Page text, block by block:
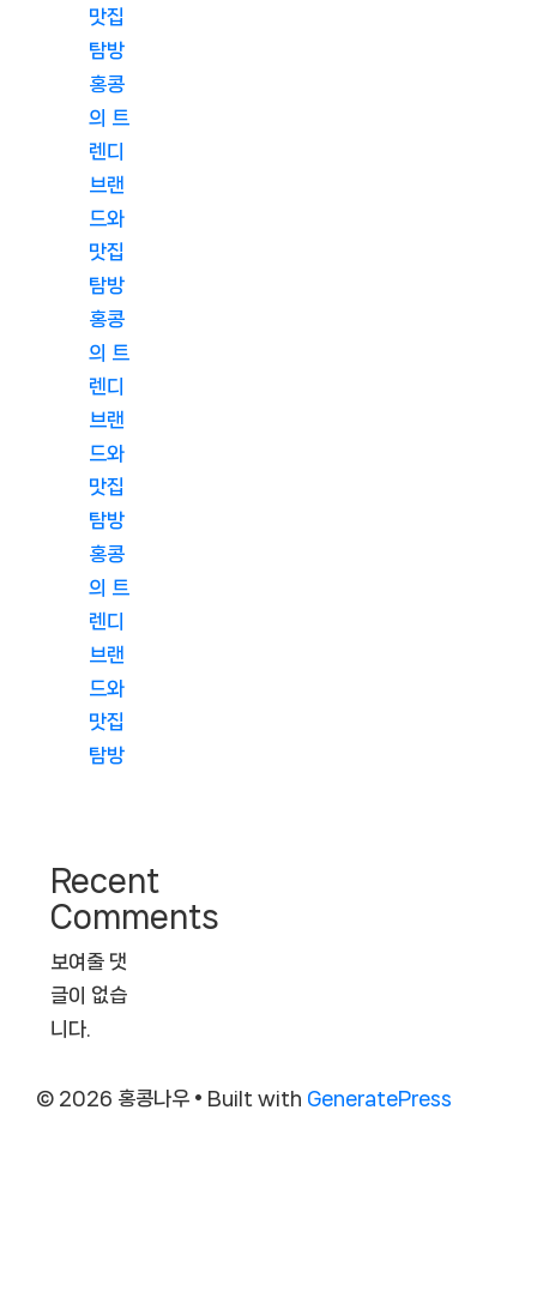
맛집
탐방
홍콩
의 트
렌디
브랜
드와
맛집
탐방
홍콩
의 트
렌디
브랜
드와
맛집
탐방
홍콩
의 트
렌디
브랜
드와
맛집
탐방
Recent
Comments
보여줄 댓
글이 없습
니다.
© 2026 홍콩나우 • Built with GeneratePress